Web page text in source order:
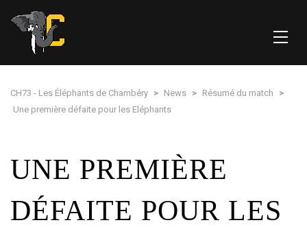
CH73 - Les Éléphants de Chambéry > News > Résumé du match
>
Une première défaite pour les Eléphants
UNE PREMIÈRE
DÉFAITE POUR LES